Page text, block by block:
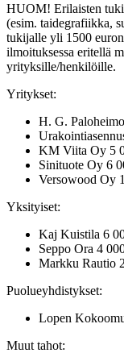
HUOM! Erilaisten
(esim. taidegrafiikka,
tukijalle yli 1500
ilmoituksessa eritellä
yrityksille/henkilöille.
Yritykset:
H. G.
KM Viita Oy 5
Sinituote Oy 6
Versowood Oy
Yksityiset:
Kaj Kuistila 6
Seppo Ora 4
Markku Rautio
Puolueyhdistykset:
Lopen
Muut tahot: